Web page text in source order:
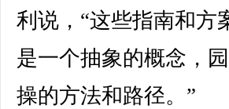
利说，“这些指南和方
是一个抽象的概念，
操的方法和路径。”